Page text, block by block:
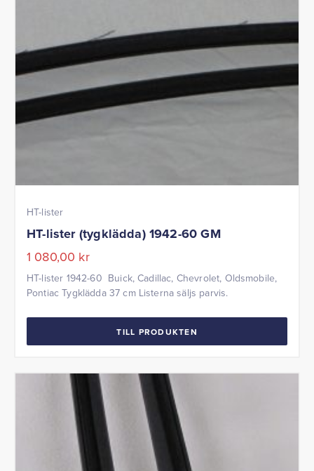
HT-lister
HT-lister (tygklädda) 1942-60 GM
1 080,00 kr
HT-lister 1942-60 Buick, Cadillac, Chevrolet, Oldsmobile,
Pontiac Tygklädda 37 cm Listerna säljs parvis.
TILL PRODUKTEN